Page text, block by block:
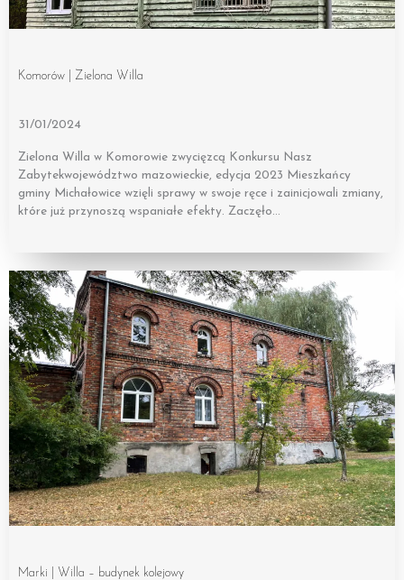
Komorów | Zielona Willa
31/01/2024
Zielona Willa w Komorowie zwycięzcą Konkursu Nasz
Zabytekwojewództwo mazowieckie, edycja 2023 Mieszkańcy
gminy Michałowice wzięli sprawy w swoje ręce i zainicjowali zmiany,
które już przynoszą wspaniałe efekty. Zaczęło…
Marki | Willa – budynek kolejowy